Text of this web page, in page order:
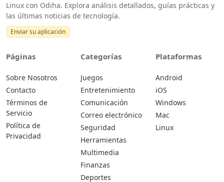
Linux con Odiha. Explora análisis detallados, guías prácticas y
las últimas noticias de tecnología.
Enviar su aplicación
Páginas
Sobre Nosotros
Contacto
Términos de
Servicio
Política de
Privacidad
Categorías
Juegos
Entretenimiento
Comunicación
Correo electrónico
Seguridad
Herramientas
Multimedia
Finanzas
Deportes
Plataformas
Android
iOS
Windows
Mac
Linux